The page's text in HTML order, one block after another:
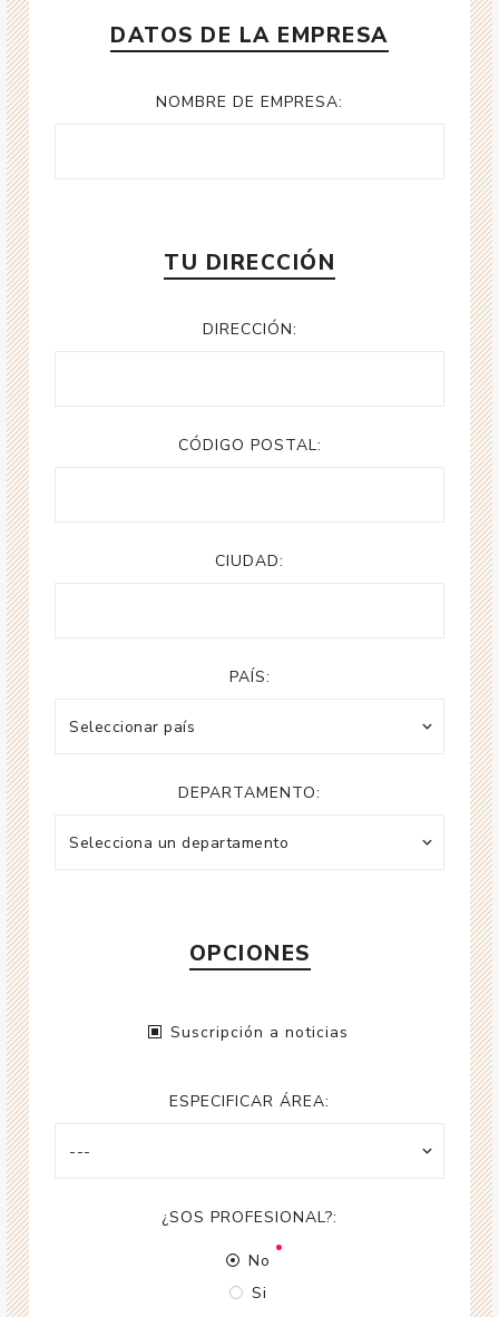
DATOS DE LA EMPRESA
NOMBRE DE EMPRESA:
TU DIRECCIÓN
DIRECCIÓN:
CÓDIGO POSTAL:
CIUDAD:
PAÍS:
DEPARTAMENTO:
OPCIONES
Suscripción a noticias
ESPECIFICAR ÁREA:
¿SOS PROFESIONAL?:
No
Si